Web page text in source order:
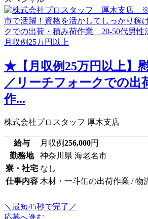
★【月収例25万円以上】
／リーチフォークでの出
作...
株式会社プロスタッフ 厚木支店
給与 月収例256,000円
勤務地
神奈川県 海老名市
寮・社宅 なし
仕事内容 木材・一斗缶の出荷作業 / 物
＼最短45秒で完了／
応募へ進む